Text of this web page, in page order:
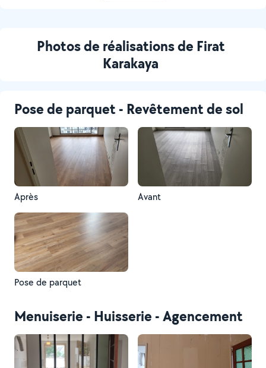
Photos de réalisations de Firat
Karakaya
Pose de parquet - Revêtement de sol
Après Avant
Pose de parquet
Menuiserie - Huisserie - Agencement